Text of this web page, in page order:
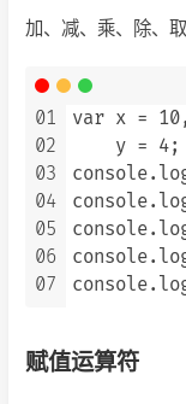
加、减、乘、除、
01
02
03
04
05
06
07
var x = 10,
    y = 4;
赋值运算符